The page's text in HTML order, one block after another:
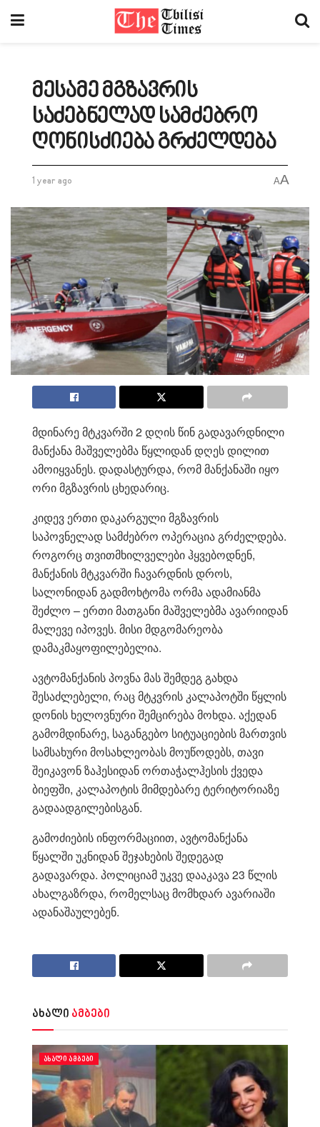
მესამე მგზავრის
საძებნელად სამძებრო
ღონისძიება გრძელდება
1 year ago AA
მდინარე მტკვარში 2 დღის წინ გადავარდნილი
მანქანა მაშველებმა წყლიდან დღეს დილით
ამოიყვანეს. დადასტურდა, რომ მანქანაში იყო
ორი მგზავრის ცხედარიც.
კიდევ ერთი დაკარგული მგზავრის
საპოვნელად სამძებრო ოპერაცია გრძელდება.
როგორც თვითმხილველები ჰყვებოდნენ,
მანქანის მტკვარში ჩავარდნის დროს,
სალონიდან გადმოხტომა ორმა ადამიანმა
შეძლო – ერთი მათგანი მაშველებმა ავარიიდან
მალევე იპოვეს. მისი მდგომარეობა
დამაკმაყოფილებელია.
ავტომანქანის პოვნა მას შემდეგ გახდა
შესაძლებელი, რაც მტკვრის კალაპოტში წყლის
დონის ხელოვნური შემცირება მოხდა. აქედან
გამომდინარე, საგანგებო სიტუაციების მართვის
სამსახური მოსახლეობას მოუწოდებს, თავი
შეიკავონ ზაჰესიდან ორთაჭალჰესის ქვედა
ბიეფში, კალაპოტის მიმდებარე ტერიტორიაზე
გადაადგილებისგან.
გამოძიების ინფორმაციით, ავტომანქანა
წყალში უკნიდან შეჯახების შედეგად
გადავარდა. პოლიციამ უკვე დააკავა 23 წლის
ახალგაზრდა, რომელსაც მომხდარ ავარიაში
ადანაშაულებენ.
ახალი ამბები
ᲐᲮᲐᲚᲘ ᲐᲛᲑᲔᲑᲘ